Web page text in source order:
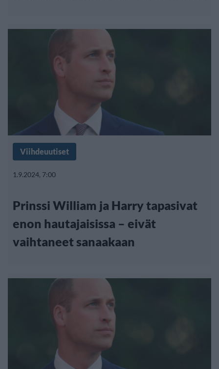
Viihdeuutiset
1.9.2024, 7:00
Prinssi William ja Harry tapasivat
enon hautajaisissa – eivät
vaihtaneet sanaakaan